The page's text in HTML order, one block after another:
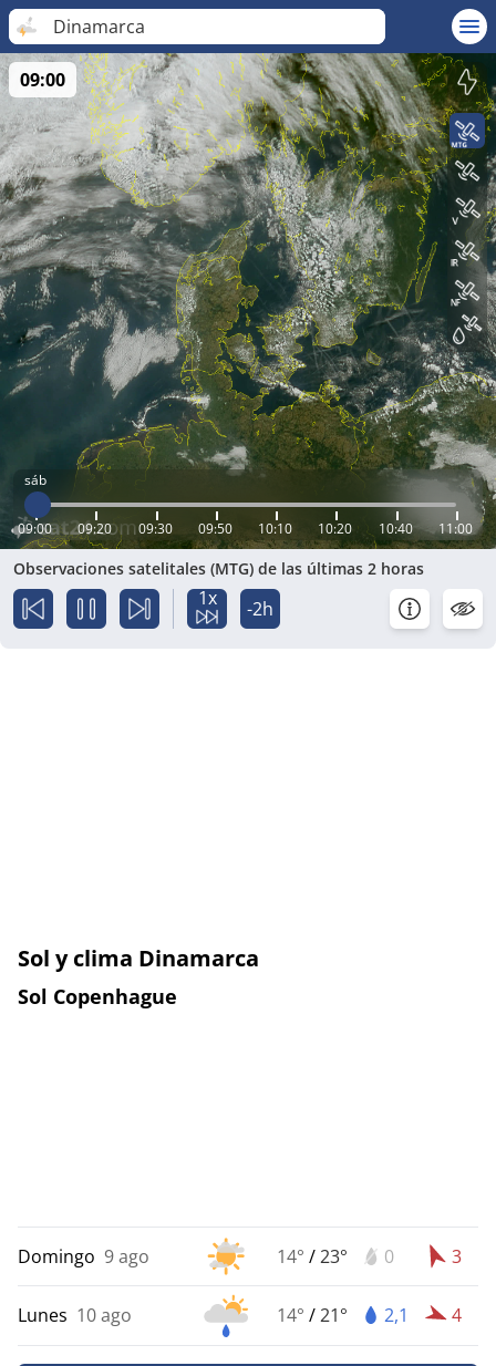
Dinamarca
sáb
09:00 09:20 09:30 09:50 10:10 10:20 10:40 11:00
09:00
Observaciones satelitales (MTG) de las últimas 2 horas
1x -2h
Sol y clima Dinamarca
Sol Copenhague
Domingo 9 ago 14° /23° 0 3
Lunes 10 ago 14° /21° 2,1 4